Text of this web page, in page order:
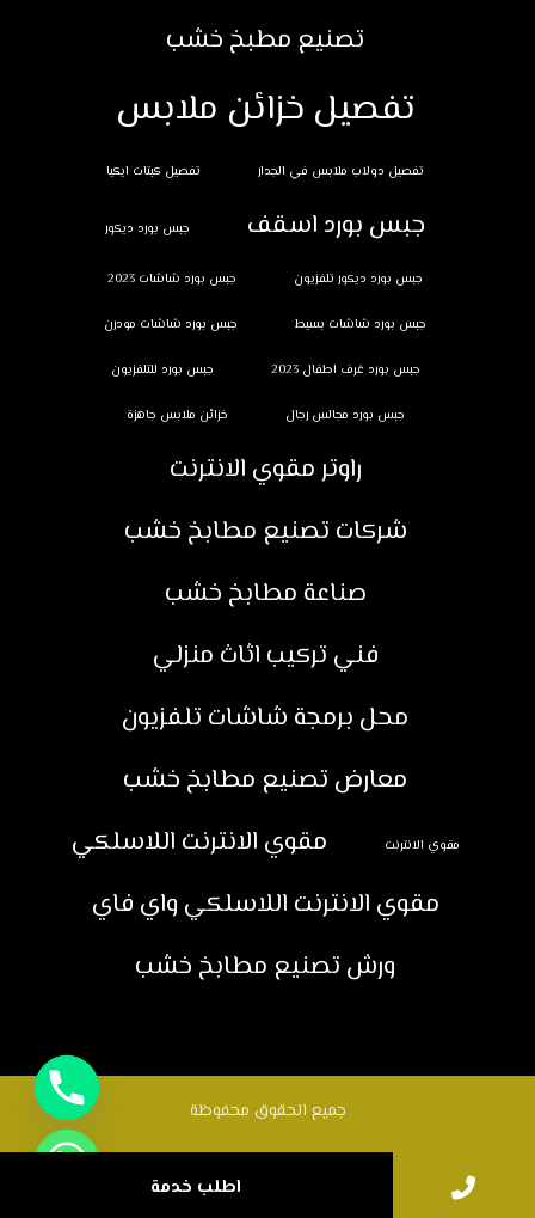
تصنيع مطبخ خشب
تفصيل خزائن ملابس
تفصيل دولاب ملابس في الجدار تفصيل كبتات ايكيا
جبس بورد اسقف جبس بورد ديكور
جبس بورد ديكور تلفزيون جبس بورد شاشات 2023
جبس بورد شاشات بسيط جبس بورد شاشات مودرن
جبس بورد غرف اطفال 2023 جبس بورد للتلفزيون
جبس بورد مجالس رجال خزائن ملابس جاهزة
راوتر مقوي الانترنت
شركات تصنيع مطابخ خشب
صناعة مطابخ خشب
فني تركيب اثاث منزلي
محل برمجة شاشات تلفزيون
معارض تصنيع مطابخ خشب
مقوي الانترنت
مقوي الانترنت اللاسلكي
مقوي الانترنت اللاسلكي واي فاي
ورش تصنيع مطابخ خشب
جميع الحقوق محفوظة
اطلب خدمة